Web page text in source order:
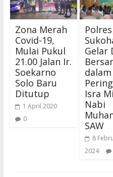
Zona Merah
Covid-19,
Mulai Pukul
21.00 Jalan Ir.
Soekarno
Solo Baru
Ditutup
1 April 2020
0
Polres
Gelar
dalam
Isra
Nabi
SAW
8
2024